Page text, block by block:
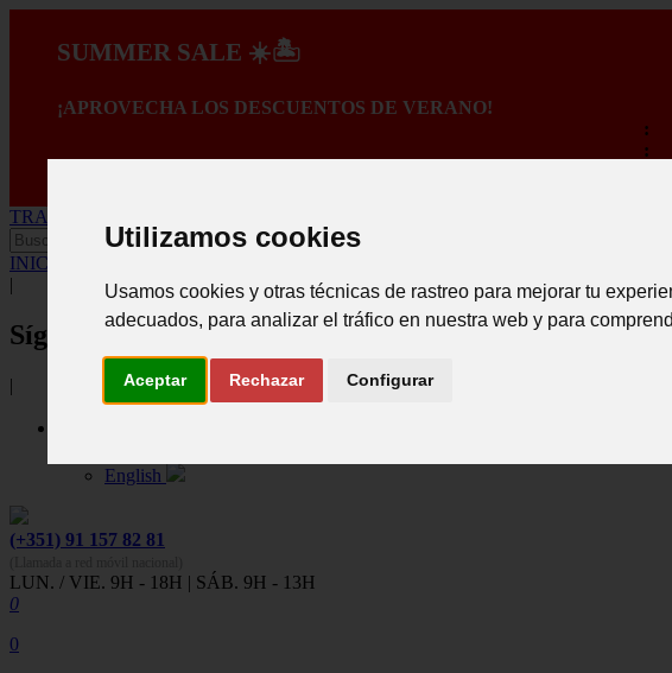
Utilizamos cookies
Usamos cookies y otras técnicas de rastreo para mejorar tu
adecuados, para analizar el tráfico en nuestra web y para
Aceptar Rechazar Configurar
SUMMER SALE ☀️🏝️
¡APROVECHA LOS DESCUENTOS DE VERANO!
:
:
TRANSPORTE GRATIS PARA COMPRAS SUPERIORES A 150€ *
INICIAR SESIÓN
|
Síganos
|
English
(+351) 91 157 82 81
LUN. / VIE. 9H - 18H | SÁB. 9H - 13H
0
0